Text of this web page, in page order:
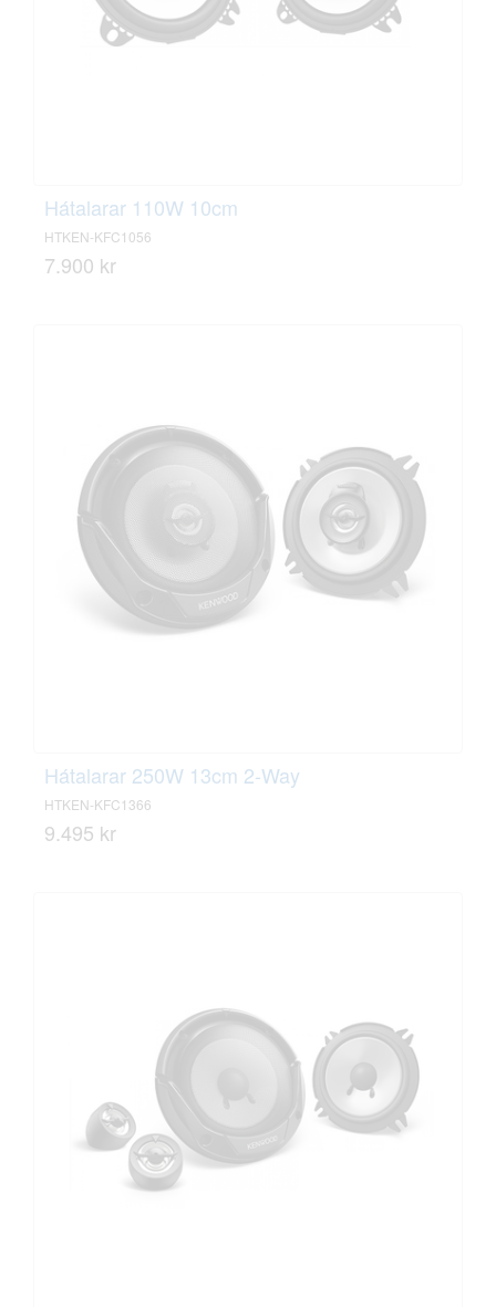
Hátalarar 110W 10cm
HTKEN-KFC1056
7.900 kr
Hátalarar 250W 13cm 2-Way
HTKEN-KFC1366
9.495 kr